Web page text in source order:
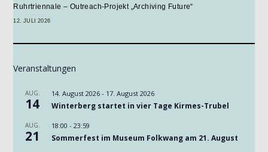
Ruhrtriennale – Outreach-Projekt „Archiving Future“
12. JULI 2026
Veranstaltungen
AUG.
14
14. August 2026 - 17. August 2026
Winterberg startet in vier Tage Kirmes-Trubel
AUG.
21
18:00 -23:59
Sommerfest im Museum Folkwang am 21. August